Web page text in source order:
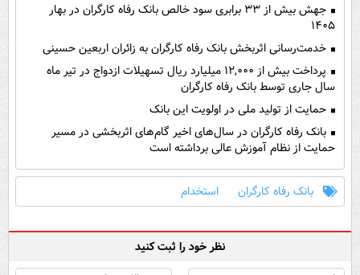
جهش بیش از ۳۳ برابری سود خالص بانک رفاه کارگران در بهار
۱۴۰۵
خدمت‌رسانی اثربخش بانک رفاه کارگران به زائران اربعین حسینی
پرداخت بیش از ۱۲,۰۰۰ میلیارد ریال تسهیلات ازدواج در تیر ماه
سال جاری توسط بانک رفاه کارگران
حمایت از تولید ملی در اولویت این بانک
بانک رفاه کارگران در سال‌های اخیر گام‌های اثربخشی در مسیر
حمایت از نظام آموزش عالی برداشته است
بانک رفاه کارگران استخدام
نظر خود را ثبت کنید